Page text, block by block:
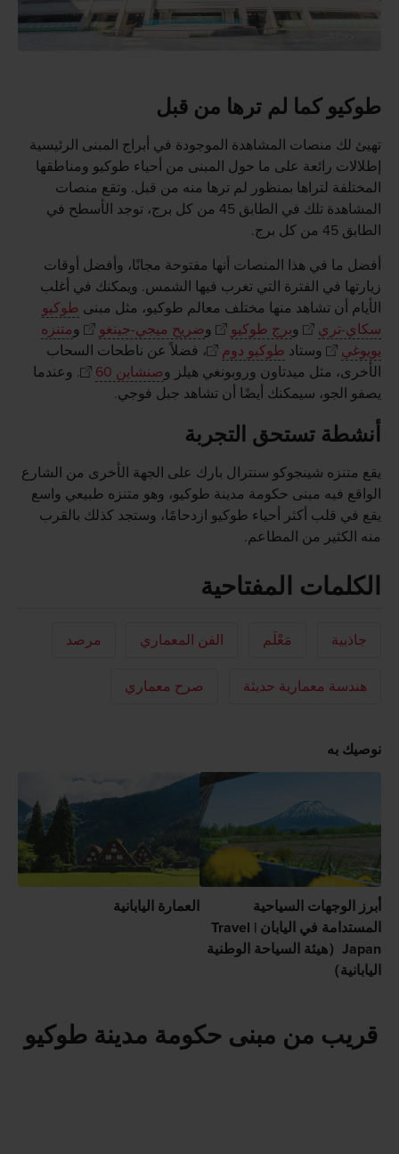
طوكيو كما لم ترها من قبل
تهيئ لك منصات المشاهدة الموجودة في أبراج المبنى الرئيسية
إطلالات رائعة على ما حول المبنى من أحياء طوكيو ومناطقها
المختلفة لتراها بمنظور لم ترها منه من قبل. وتقع منصات
المشاهدة تلك في الطابق 45 من كل برج، توجد الأسطح في
الطابق 45 من كل برج.
أفضل ما في هذا المنصات أنها مفتوحة مجانًا، وأفضل أوقات
زيارتها في الفترة التي تغرب فيها الشمس. ويمكنك في أغلب
الأيام أن تشاهد منها مختلف معالم طوكيو، مثل مبنى طوكيو
سكاي-تري
وبرج طوكيو وضريح ميجي-جينغو ومتنزه
يويوغي
وستاد طوكيو دوم
، فضلاً عن ناطحات السحاب
الأخرى، مثل ميدتاون وروبونغي هيلز وصنشاين 60
. وعندما
يصفو الجو، سيمكنك أيضًا أن تشاهد جبل فوجي.
أنشطة تستحق التجربة
يقع متنزه شينجوكو سنترال بارك على الجهة الأخرى من الشارع
الواقع فيه مبنى حكومة مدينة طوكيو، وهو متنزه طبيعي واسع
يقع في قلب أكثر أحياء طوكيو ازدحامًا، وستجد كذلك بالقرب
منه الكثير من المطاعم.
الكلمات المفتاحية
جاذبية مَعْلَم الفن المعماري مرصد
هندسة معمارية حديثة صرح معماري
نوصيك به
أبرز الوجهات السياحية
المستدامة في اليابان | Travel
Japan（هيئة السياحة الوطنية
اليابانية）
العمارة اليابانية
قريب من مبنى حكومة مدينة طوكيو